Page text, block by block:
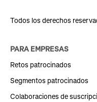
Todos los derechos
PARA EMPRESAS
Retos patrocinados
Segmentos patrocinados
Colaboraciones de